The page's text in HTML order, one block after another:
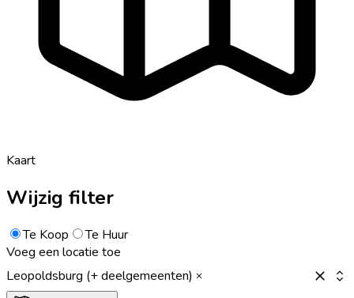
Kaart
Wijzig filter
Te Koop
Te Huur
Voeg een locatie toe
Leopoldsburg (+ deelgemeenten)